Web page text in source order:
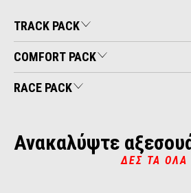
TRACK PACK
COMFORT PACK
RACE PACK
Ανακαλύψτε
ΔΕΣ ΤΑ ΌΛΑ